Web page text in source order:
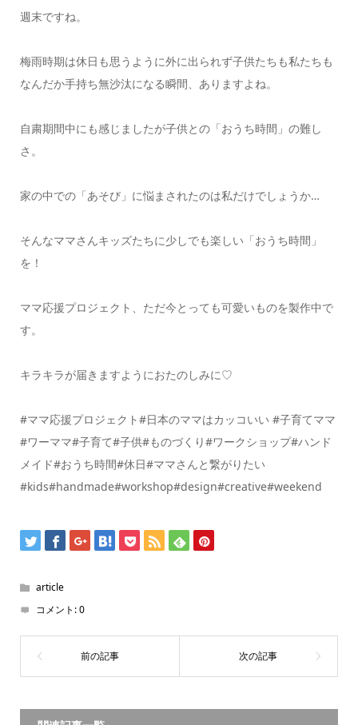
週末ですね︎。
梅雨時期は休日も思うように外に出られず子供たちも私たちも
なんだか手持ち無沙汰になる瞬間、ありますよね。
自粛期間中にも感じましたが子供との「おうち時間」の難し
さ。
家の中での「あそび」に悩まされたのは私だけでしょうか…
そんなママさんキッズたちに少しでも楽しい「おうち時間」
を！
ママ応援プロジェクト、ただ今とっても可愛いものを製作中で
す。
キラキラが届きますように︎おたのしみに♡
#ママ応援プロジェクト#日本のママはカッコいい #子育てママ
#ワーママ#子育て#子供#ものづくり#ワークショップ#ハンド
メイド#おうち時間#休日#ママさんと繋がりたい
#kids#handmade#workshop#design#creative#weekend
article
コメント:0